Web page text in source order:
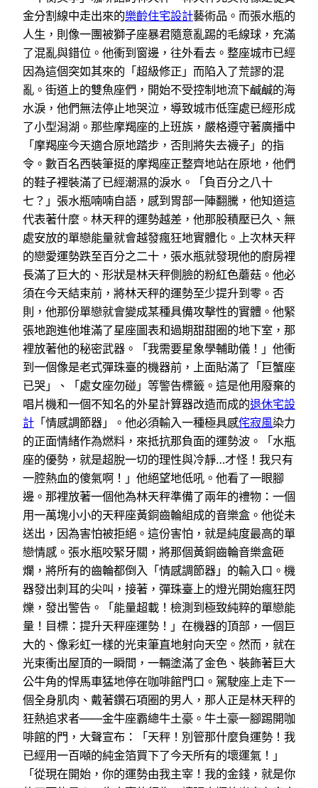
金分割線中走出來的樂齡住宅設計藝術品。而張水瓶的
人生，則像一團被獅子座暴君隨意亂踢的毛線球，充滿
了混亂與錯位。他衝到窗邊，往外看去。整座城市已經
因為這個突如其來的「超級修正」而陷入了荒謬的混
亂。街道上的雙魚座們，開始不受控制地流下鹹鹹的海
水淚，他們無法停止地哭泣，導致城市低窪處已經形成
了小型潟湖。那些摩羯座的上班族，嚴格遵守著廣播中
「摩羯座今天適合原地踏步，否則將失去襪子」的指
令。數百名西裝筆挺的摩羯座正整齊地站在原地，他們
的鞋子裡裝滿了已經潮濕的淚水。「負百分之八十
七？」張水瓶喃喃自語，感到胃部一陣翻騰，他知道這
代表著什麼。林天秤的運勢越差，他那股積壓已久、無
處安放的單戀能量就會越發瘋狂地實體化。上次林天秤
的戀愛運勢跌至百分之二十，張水瓶就發現他的廚房裡
長滿了巨大的、形狀是林天秤側臉的粉紅色蘑菇。他必
須在今天結束前，將林天秤的運勢至少提升到零。否
則，他那份單戀就會變成某種具備攻擊性的實體。他緊
張地跑進他堆滿了星座圖表和過期甜甜圈的地下室，那
裡放著他的秘密武器。「我需要星象學輔助儀！」他衝
到一個像是老式彈珠臺的機器前，上面貼滿了「巨蟹座
已哭」、「處女座勿碰」等警告標籤。這是他用廢棄的
唱片機和一個不知名的外星計算器改造而成的退休宅設
計 「情感調節器」。他必須輸入一種極具感侘寂風染力
的正面情緒作為燃料，來抵抗那負面的運勢波。「水瓶
座的優勢，就是超脫一切的理性與冷靜…才怪！我只有
一腔熱血的傻氣啊！」他絕望地低吼。他看了一眼腳
邊。那裡放著一個他為林天秤準備了兩年的禮物：一個
用一萬塊小小的天秤座黃銅齒輪組成的音樂盒。他從未
送出，因為害怕被拒絕。這份害怕，就是純度最高的單
戀情感。張水瓶咬緊牙關，將那個黃銅齒輪音樂盒砸
爛，將所有的齒輪都倒入「情感調節器」的輸入口。機
器發出刺耳的尖叫，接著，彈珠臺上的燈光開始瘋狂閃
爍，發出警告。「能量超載！檢測到極致純粹的單戀能
量！目標：提升天秤座運勢！」在機器的頂部，一個巨
大的、像彩虹一樣的光束筆直地射向天空。然而，就在
光束衝出屋頂的一瞬間，一輛塗滿了金色、裝飾著巨大
公牛角的悍馬車猛地停在咖啡館門口。駕駛座上走下一
個全身肌肉、戴著鑽石項圈的男人，那人正是林天秤的
狂熱追求者——金牛座霸總牛土豪。牛土豪一腳踢開咖
啡館的門，大聲宣布：「天秤！別管那什麼負運勢！我
已經用一百噸的純金箔買下了今天所有的壞運氣！」
「從現在開始，你的運勢由我主宰！我的金錢，就是你